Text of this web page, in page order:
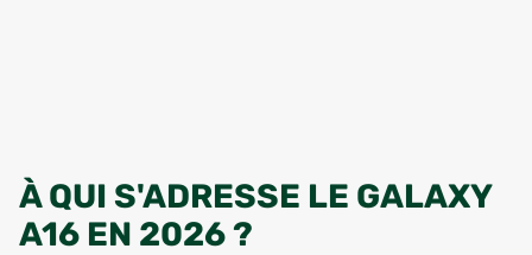
À QUI S'ADRESSE LE GALAXY
A16 EN 2026 ?